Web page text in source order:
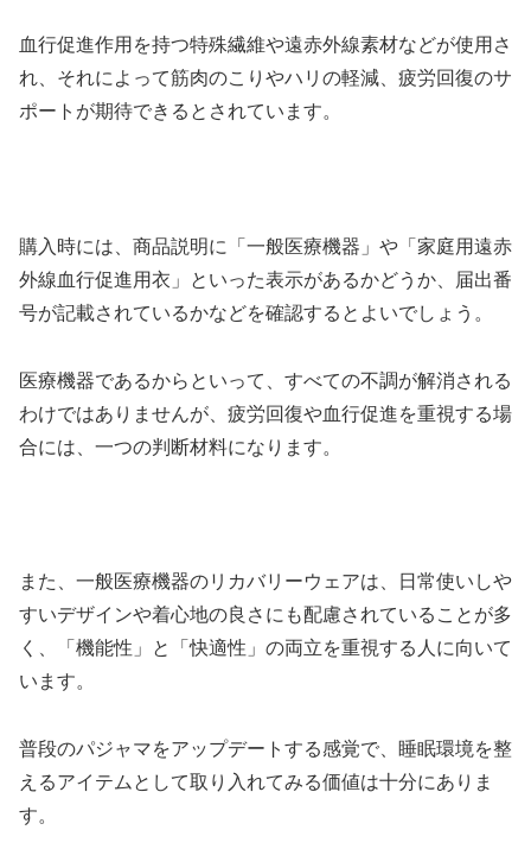
血行促進作用を持つ特殊繊維や遠赤外線素材などが使用さ
れ、それによって筋肉のこりやハリの軽減、疲労回復のサ
ポートが期待できるとされています。
購入時には、商品説明に「一般医療機器」や「家庭用遠赤
外線血行促進用衣」といった表示があるかどうか、届出番
号が記載されているかなどを確認するとよいでしょう。
医療機器であるからといって、すべての不調が解消される
わけではありませんが、疲労回復や血行促進を重視する場
合には、一つの判断材料になります。
また、一般医療機器のリカバリーウェアは、日常使いしや
すいデザインや着心地の良さにも配慮されていることが多
く、「機能性」と「快適性」の両立を重視する人に向いて
います。
普段のパジャマをアップデートする感覚で、睡眠環境を整
えるアイテムとして取り入れてみる価値は十分にありま
す。